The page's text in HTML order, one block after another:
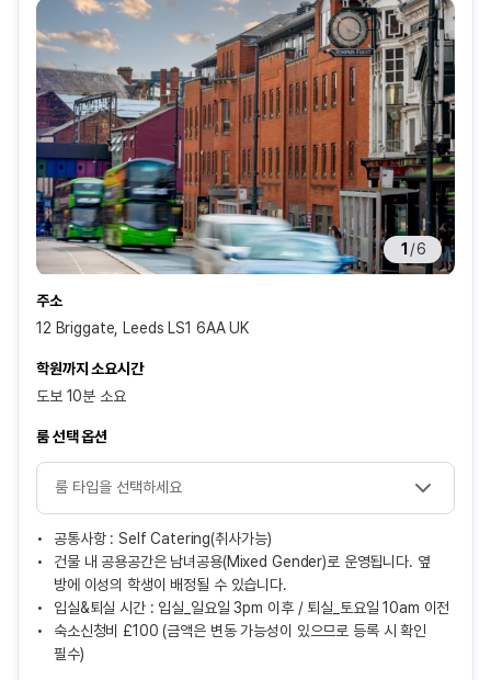
1 /6
주소
12 Briggate, Leeds LS1 6AA UK
학원까지 소요시간
도보 10분 소요
룸 선택 옵션
공통사항 : Self Catering(취사가능)
건물 내 공용공간은 남녀공용(Mixed Gender)로 운영됩니다. 옆
방에 이성의 학생이 배정될 수 있습니다.
입실&퇴실 시간 : 입실_일요일 3pm 이후 / 퇴실_토요일 10am 이전
숙소신청비 £100 (금액은 변동 가능성이 있으므로 등록 시 확인
필수)